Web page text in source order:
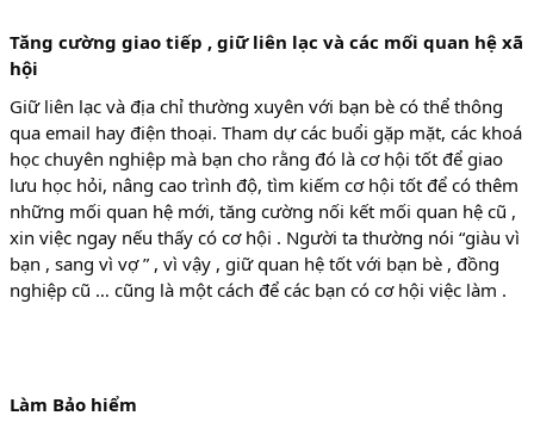
Tăng cường giao tiếp , giữ liên lạc và các mối quan hệ xã
hội
Giữ liên lạc và địa chỉ thường xuyên với bạn bè có thể thông
qua email hay điện thoại. Tham dự các buổi gặp mặt, các khoá
học chuyên nghiệp mà bạn cho rằng đó là cơ hội tốt để giao
lưu học hỏi, nâng cao trình độ, tìm kiếm cơ hội tốt để có thêm
những mối quan hệ mới, tăng cường nối kết mối quan hệ cũ ,
xin việc ngay nếu thấy có cơ hội . Người ta thường nói “giàu vì
bạn , sang vì vợ ” , vì vậy , giữ quan hệ tốt với bạn bè , đồng
nghiệp cũ … cũng là một cách để các bạn có cơ hội việc làm .
Làm Bảo hiểm